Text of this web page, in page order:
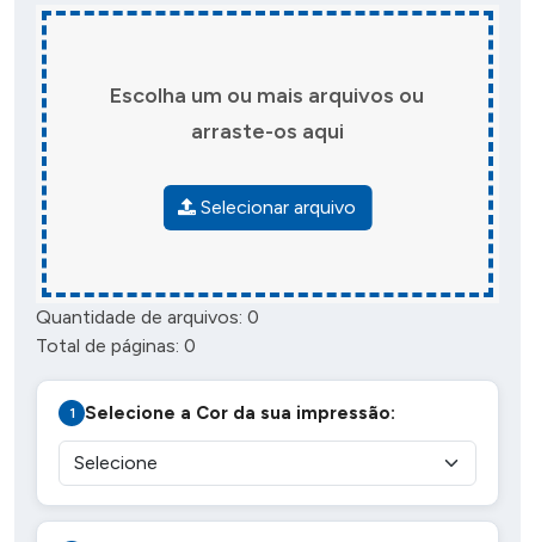
Escolha um ou mais arquivos ou
arraste-os aqui
Selecionar arquivo
Quantidade de arquivos: 0
Total de páginas: 0
Selecione a Cor da sua impressão: